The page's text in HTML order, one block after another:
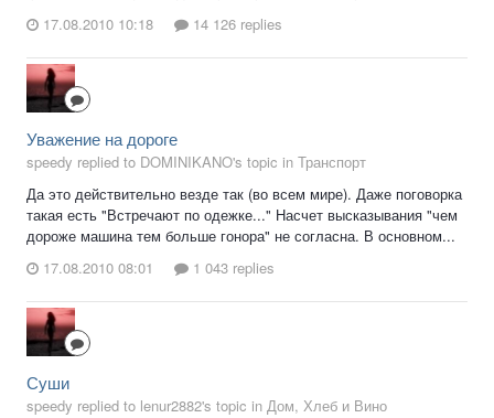
17.08.2010 10:18
14 126 replies
Уважение на дороге
speedy replied to DOMINIKANO's topic in Транспорт
Да это действительно везде так (во всем мире). Даже поговорка
такая есть "Встречают по одежке..." Насчет высказывания "чем
дороже машина тем больше гонора" не согласна. В основном...
17.08.2010 08:01
1 043 replies
Суши
speedy replied to lenur2882's topic in Дом, Хлеб и Вино